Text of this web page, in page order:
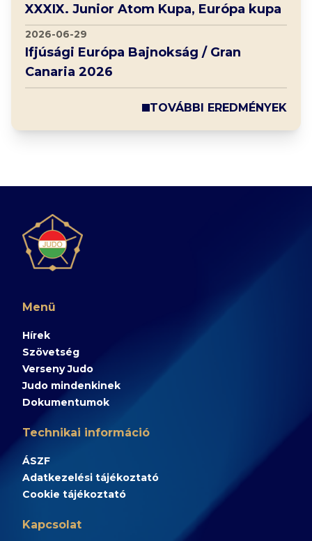
XXXIX. Junior Atom Kupa, Európa kupa
2026-06-29
Ifjúsági Európa Bajnokság / Gran
Canaria 2026
TOVÁBBI EREDMÉNYEK
Menü
Hírek
Szövetség
Verseny Judo
Judo mindenkinek
Dokumentumok
Technikai információ
ÁSZF
Adatkezelési tájékoztató
Cookie tájékoztató
Kapcsolat